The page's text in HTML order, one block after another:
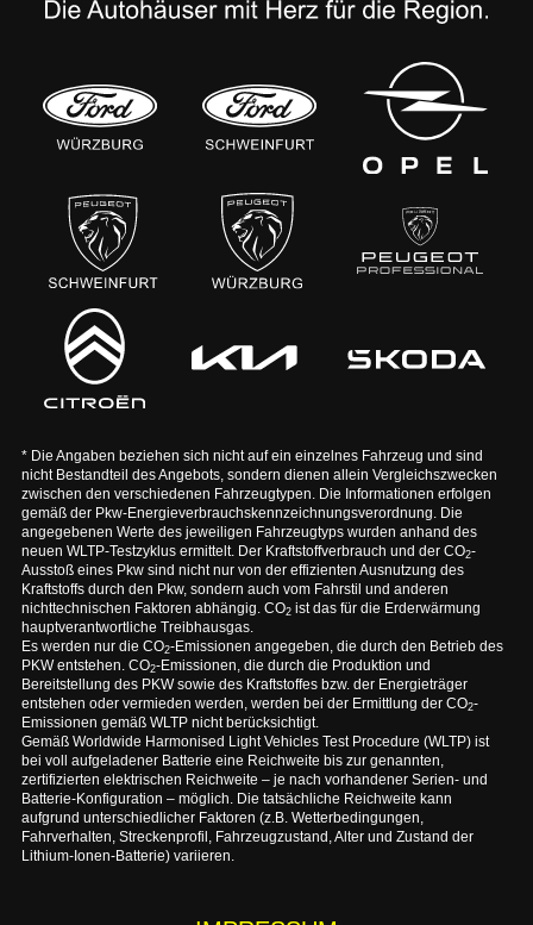
* Die Angaben beziehen sich nicht auf ein einzelnes Fahrzeug und sind
nicht Bestandteil des Angebots, sondern dienen allein Vergleichszwecken
zwischen den verschiedenen Fahrzeugtypen. Die Informationen erfolgen
gemäß der Pkw-Energieverbrauchskennzeichnungsverordnung. Die
angegebenen Werte des jeweiligen Fahrzeugtyps wurden anhand des
neuen WLTP-Testzyklus ermittelt. Der Kraftstoffverbrauch und der CO2-
Ausstoß eines Pkw sind nicht nur von der effizienten Ausnutzung des
Kraftstoffs durch den Pkw, sondern auch vom Fahrstil und anderen
nichttechnischen Faktoren abhängig. CO2ist das für die Erderwärmung
hauptverantwortliche Treibhausgas.
Es werden nur die CO2-Emissionen angegeben, die durch den Betrieb des
PKW entstehen. CO2-Emissionen, die durch die Produktion und
Bereitstellung des PKW sowie des Kraftstoffes bzw. der Energieträger
entstehen oder vermieden werden, werden bei der Ermittlung der CO2-
Emissionen gemäß WLTP nicht berücksichtigt.
Gemäß Worldwide Harmonised Light Vehicles Test Procedure (WLTP) ist
bei voll aufgeladener Batterie eine Reichweite bis zur genannten,
zertifizierten elektrischen Reichweite – je nach vorhandener Serien- und
Batterie-Konfiguration – möglich. Die tatsächliche Reichweite kann
aufgrund unterschiedlicher Faktoren (z.B. Wetterbedingungen,
Fahrverhalten, Streckenprofil, Fahrzeugzustand, Alter und Zustand der
Lithium-Ionen-Batterie) variieren.